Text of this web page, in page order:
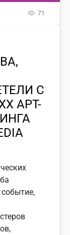
71
С
АРТ-